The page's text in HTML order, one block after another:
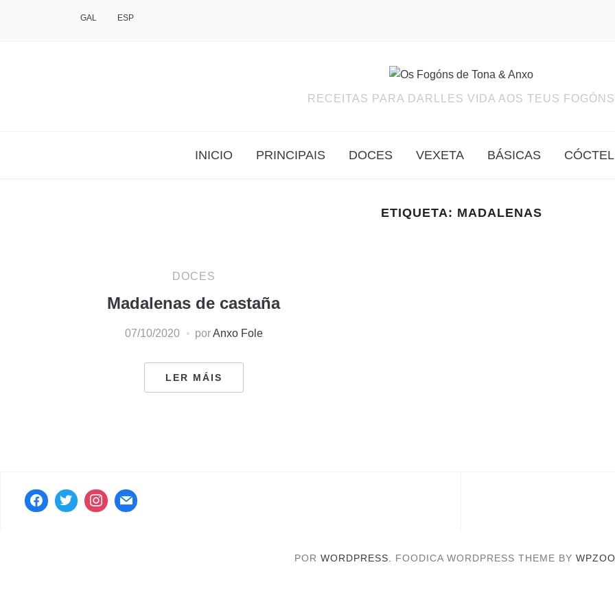
GAL ESP
RECEITAS PARA DARLLES VIDA AOS TEUS FOGÓNS
INICIO PRINCIPAIS DOCES VEXETA BÁSICAS
ETIQUETA: MADALENAS
DOCES
Madalenas de castaña
07/10/2020 porAnxo Fole
LER MÁIS
POR WORDPRESS. FOODICA WORDPRESS THEME BY